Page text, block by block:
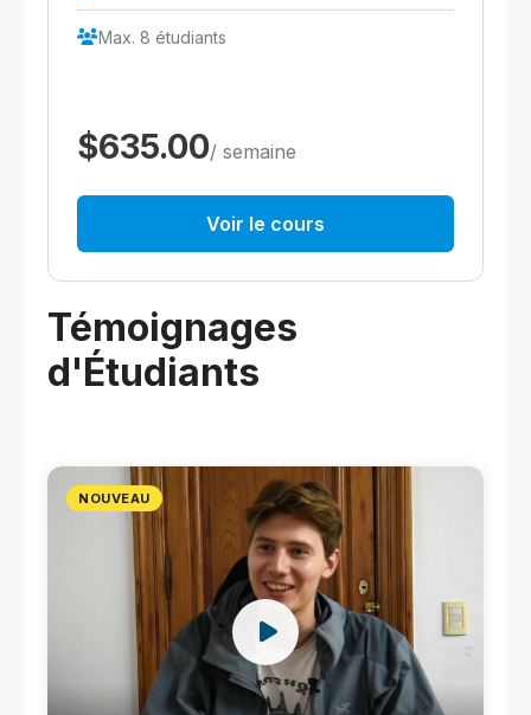
Max. 8 étudiants
$635.00/ semaine
Voir le cours
Témoignages
d'Étudiants
NOUVEAU